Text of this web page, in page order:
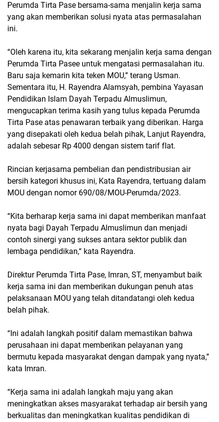
Perumda Tirta Pase bersama-sama menjalin kerja sama
yang akan memberikan solusi nyata atas permasalahan
ini.
“Oleh karena itu, kita sekarang menjalin kerja sama dengan
Perumda Tirta Pasee untuk mengatasi permasalahan itu.
Baru saja kemarin kita teken MOU,” terang Usman.
Sementara itu, H. Rayendra Alamsyah, pembina Yayasan
Pendidikan Islam Dayah Terpadu Almuslimun,
mengucapkan terima kasih yang tulus kepada Perumda
Tirta Pase atas penawaran terbaik yang diberikan. Harga
yang disepakati oleh kedua belah pihak, Lanjut Rayendra,
adalah sebesar Rp 4000 dengan sistem tarif flat.
Rincian kerjasama pembelian dan pendistribusian air
bersih kategori khusus ini, Kata Rayendra, tertuang dalam
MOU dengan nomor 690/08/MOU-Perumda/2023.
“Kita berharap kerja sama ini dapat memberikan manfaat
nyata bagi Dayah Terpadu Almuslimun dan menjadi
contoh sinergi yang sukses antara sektor publik dan
lembaga pendidikan,“ kata Rayendra.
Direktur Perumda Tirta Pase, Imran, ST, menyambut baik
kerja sama ini dan memberikan dukungan penuh atas
pelaksanaan MOU yang telah ditandatangi oleh kedua
belah pihak.
“Ini adalah langkah positif dalam memastikan bahwa
perusahaan ini dapat memberikan pelayanan yang
bermutu kepada masyarakat dengan dampak yang nyata,”
kata Imran.
“Kerja sama ini adalah langkah maju yang akan
meningkatkan akses masyarakat terhadap air bersih yang
berkualitas dan meningkatkan kualitas pendidikan di